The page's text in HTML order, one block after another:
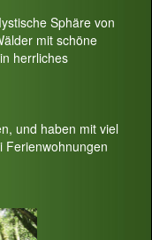
Sphäre von
mit schöne
herrliches
und haben mit viel
Ferienwohnungen